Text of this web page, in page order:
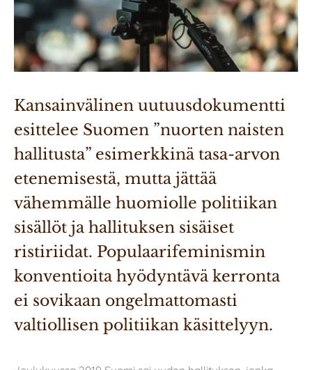
Kansainvälinen uutuusdokumentti
esittelee Suomen ”nuorten naisten
hallitusta” esimerkkinä tasa-arvon
etenemisestä, mutta jättää
vähemmälle huomiolle politiikan
sisällöt ja hallituksen sisäiset
ristiriidat. Populaarifeminismin
konventioita hyödyntävä kerronta
ei sovikaan ongelmattomasti
valtiollisen politiikan käsittelyyn.